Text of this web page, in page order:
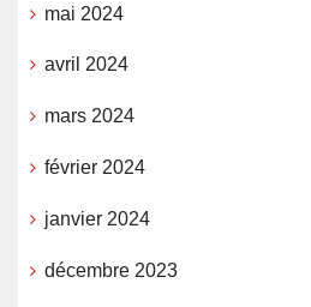
mai 2024
avril 2024
mars 2024
février 2024
janvier 2024
décembre 2023